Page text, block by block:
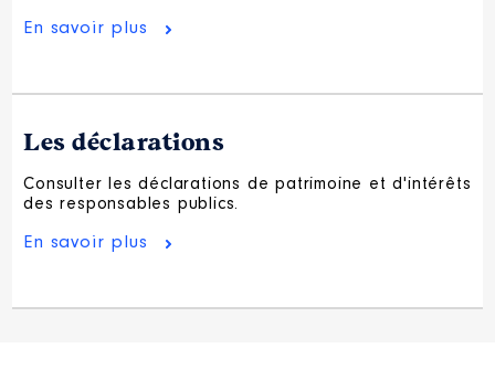
En savoir plus
Les déclarations
Consulter les déclarations de patrimoine et d'intérêts
des responsables publics.
En savoir plus